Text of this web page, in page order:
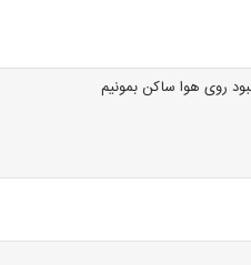
روی هوا ساکن بمونیم